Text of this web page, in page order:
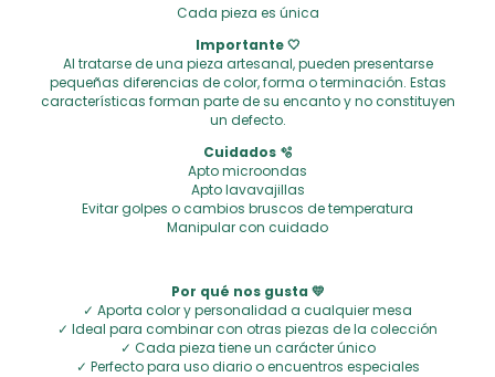
Cada pieza es única
Importante 🤍
Al tratarse de una pieza artesanal, pueden presentarse
pequeñas diferencias de color, forma o terminación. Estas
características forman parte de su encanto y no constituyen
un defecto.
Cuidados 🫧
Apto microondas
Apto lavavajillas
Evitar golpes o cambios bruscos de temperatura
Manipular con cuidado
Por qué nos gusta 💛
✓ Aporta color y personalidad a cualquier mesa
✓ Ideal para combinar con otras piezas de la colección
✓ Cada pieza tiene un carácter único
✓ Perfecto para uso diario o encuentros especiales